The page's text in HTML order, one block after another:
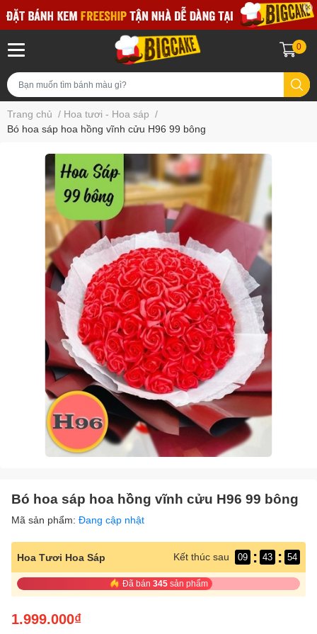
0
Trang chủ / Hoa tươi - Hoa sáp /
Bó hoa sáp hoa hồng vĩnh cửu H96 99 bông
Bó hoa sáp hoa hồng vĩnh cửu H96 99 bông
Mã sản phẩm: Đang cập nhật
Hoa Tươi Hoa Sáp Kết thúc sau 09 : 43 : 54
Đã bán 345 sản phẩm
1.999.000₫